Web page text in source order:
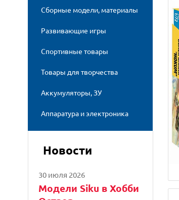
Сборные модели, материалы
Развивающие игры
Спортивные товары
Товары для творчества
Аккумуляторы, ЗУ
Аппаратура и электроника
Новости
30 июля 2026
Модели Siku в Хобби